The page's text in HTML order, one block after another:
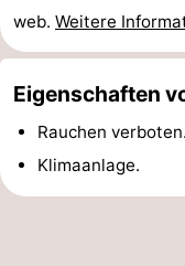
tun
Museen
-
Denkmäler
-
Kirchen
Aussichtspunkte
Attraktionen
web. Weitere
Eigenschaften
Rauchen verboten.
Klimaanlage.